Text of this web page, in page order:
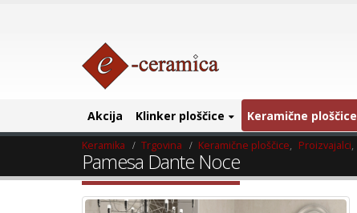
Akcija Klinker ploščice Keramične ploščice
Keramika Trgovina Keramične ploščice, Proizvajalci,
Pamesa Dante Noce